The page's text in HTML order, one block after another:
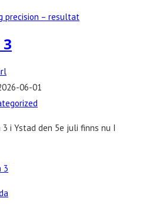
precision – resultat
06-01
i Ystad den 5e juli finns nu I
3